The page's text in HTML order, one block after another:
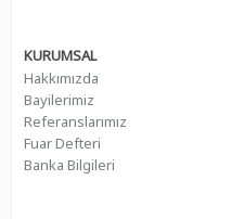
KURUMSAL
Hakkımızda
Bayilerimiz
Referanslarımız
Fuar Defteri
Banka Bilgileri